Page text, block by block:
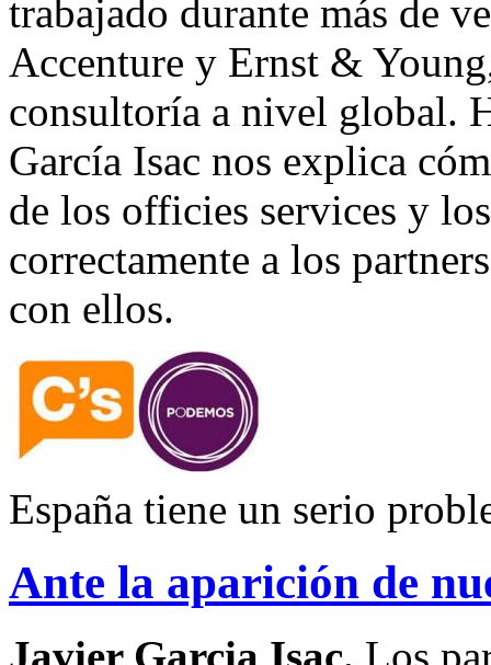
trabajado durante más de
Accenture y Ernst &
consultoría a nivel global.
García Isac nos explica
de los officies services y
correctamente a los
con ellos.
España tiene un serio
Ante la aparición de